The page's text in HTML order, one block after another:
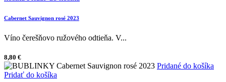
Cabernet Sauvignon rosé 2023
Víno čerešňovo ružového odtieňa. V...
8,80 €
Pridané do košíka
Pridať do košíka